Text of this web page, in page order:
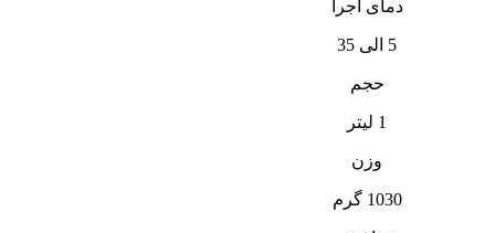
دمای اجرا
5 الی 35
حجم
1 لیتر
وزن
1030 گرم